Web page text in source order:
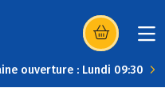
(s’ouvre dans
ouverture : Lundi 09:30